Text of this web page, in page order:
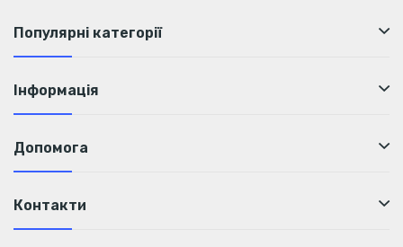
Популярні категорії
Інформація
Допомога
Контакти